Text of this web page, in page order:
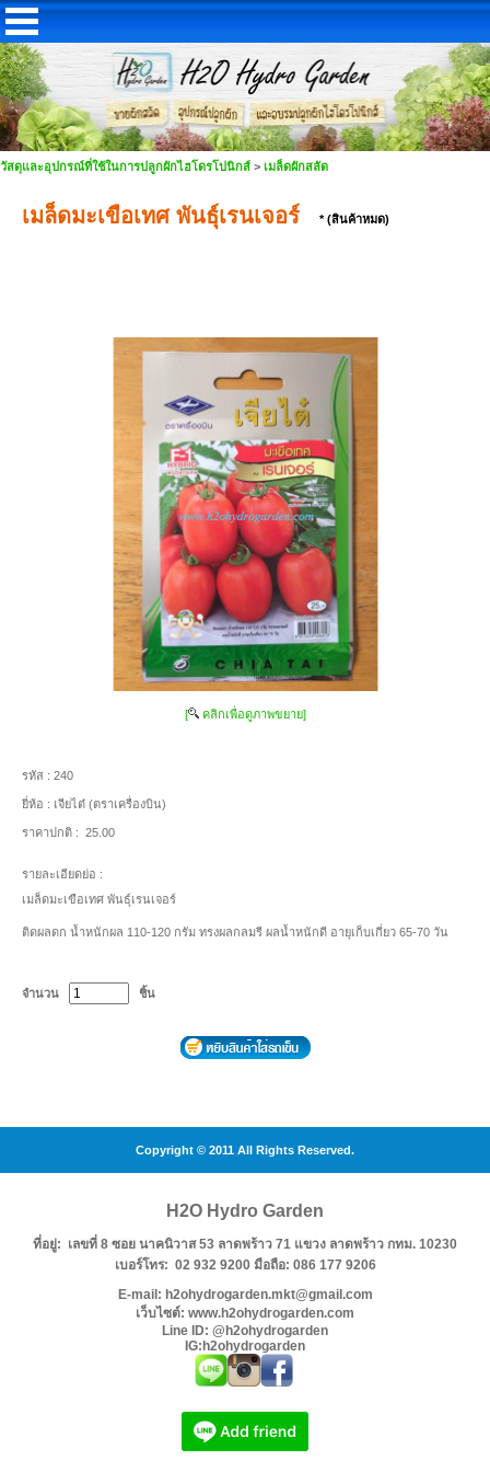
วัสดุและอุปกรณ์ที่ใช้ในการปลูกผักไฮโดรโปนิกส์ > เมล็ดผักสลัด
เมล็ดมะเขือเทศ พันธุ์เรนเจอร์ * (สินค้าหมด)
[ คลิกเพื่อดูภาพขยาย]
รหัส : 240
ยี่ห้อ : เจียไต๋ (ตราเครื่องบิน)
ราคาปกติ : 25.00
รายละเอียดย่อ :
เมล็ดมะเขือเทศ พันธุ์เรนเจอร์
ติดผลดก น้ำหนักผล 110-120 กรัม ทรงผลกลมรี ผลน้ำหนักดี อายุเก็บเกี่ยว 65-70 วัน
จำนวน ชิ้น
Copyright © 2011 All Rights Reserved.
H2O Hydro Garden
ที่อยู่: เลขที่ 8 ซอย นาคนิวาส 53 ลาดพร้าว 71 แขวง ลาดพร้าว กทม. 10230
เบอร์โทร: 02 932 9200 มือถือ: 086 177 9206
E-mail: h2ohydrogarden.mkt@gmail.com
เว็บไซต์: www.h2ohydrogarden.com
Line ID: @h2ohydrogarden
IG:h2ohydrogarden